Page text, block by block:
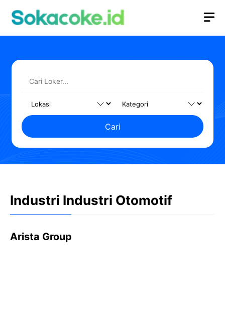
Cari
Industri Industri Otomotif
Arista Group